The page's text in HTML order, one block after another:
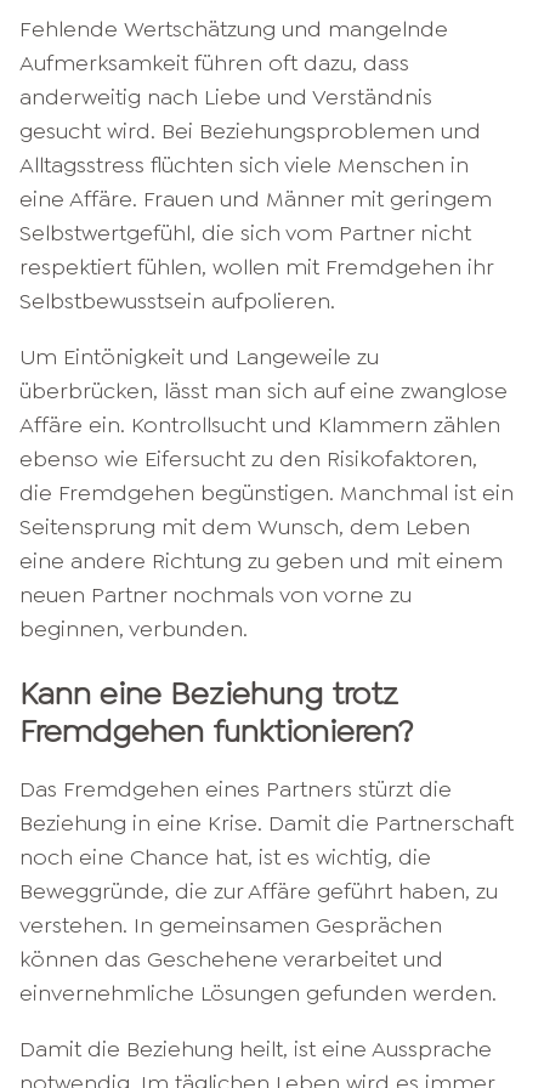
Fehlende Wertschätzung und mangelnde
Aufmerksamkeit führen oft dazu, dass
anderweitig nach Liebe und Verständnis
gesucht wird. Bei Beziehungsproblemen und
Alltagsstress flüchten sich viele Menschen in
eine Affäre. Frauen und Männer mit geringem
Selbstwertgefühl, die sich vom Partner nicht
respektiert fühlen, wollen mit Fremdgehen ihr
Selbstbewusstsein aufpolieren.
Um Eintönigkeit und Langeweile zu
überbrücken, lässt man sich auf eine zwanglose
Affäre ein. Kontrollsucht und Klammern zählen
ebenso wie Eifersucht zu den Risikofaktoren,
die Fremdgehen begünstigen. Manchmal ist ein
Seitensprung mit dem Wunsch, dem Leben
eine andere Richtung zu geben und mit einem
neuen Partner nochmals von vorne zu
beginnen, verbunden.
Kann eine Beziehung trotz
Fremdgehen funktionieren?
Das Fremdgehen eines Partners stürzt die
Beziehung in eine Krise. Damit die Partnerschaft
noch eine Chance hat, ist es wichtig, die
Beweggründe, die zur Affäre geführt haben, zu
verstehen. In gemeinsamen Gesprächen
können das Geschehene verarbeitet und
einvernehmliche Lösungen gefunden werden.
Damit die Beziehung heilt, ist eine Aussprache